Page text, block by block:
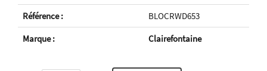
Référence :
BLOCRWD653
Marque :
Clairefontaine